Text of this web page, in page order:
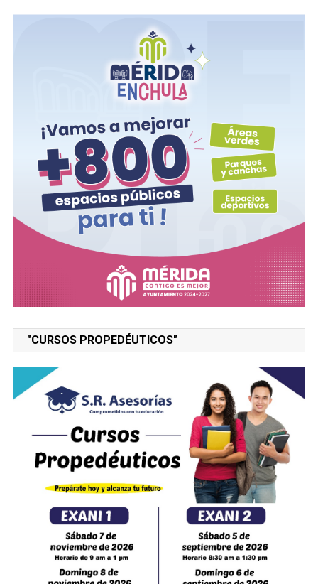
"CURSOS PROPEDÉUTICOS"